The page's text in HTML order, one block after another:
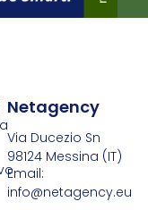
Netagency
Via Ducezio Sn
98124 Messina (IT)
Email:
info@netagency.eu